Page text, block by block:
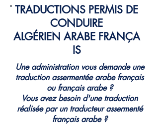
TRADUCTIONS PERMIS DE
CONDUIRE
ALGÉRIEN ARABE FRANÇA
IS
Une administration vous demande une
traduction assermentée arabe français
ou français arabe ?
Vous avez besoin d'une traduction
réalisée par un traducteur assermenté
français arabe ?